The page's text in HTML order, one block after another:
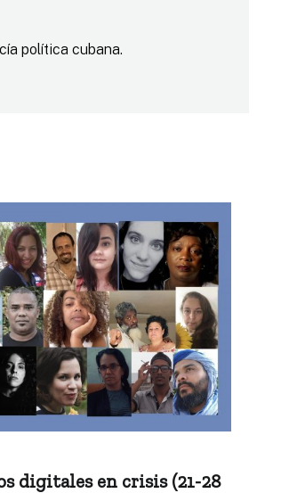
política cubana.
digitales en crisis (21-28